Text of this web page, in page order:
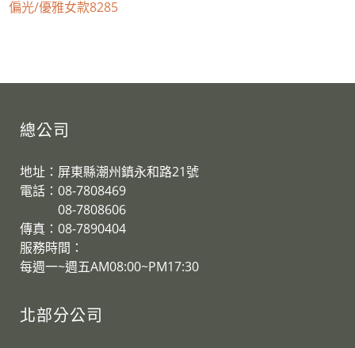
偏光/優雅女款8285
總公司
地址：屏東縣潮州鎮永和路21號
電話：08-7808469
08-7808606
傳真：08-7890404
服務時間：
每週一~週五AM08:00~PM17:30
北部分公司